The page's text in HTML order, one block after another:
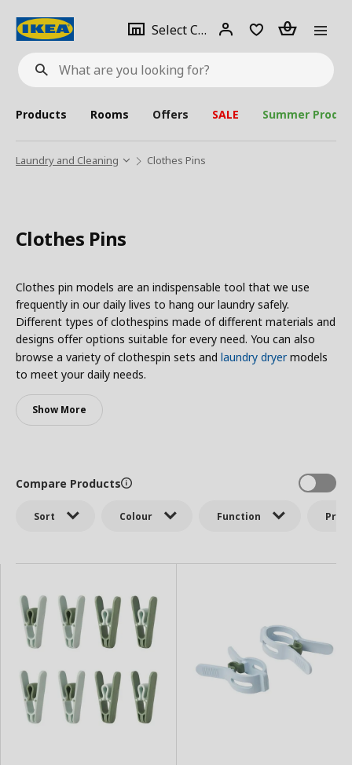
What
are
looking
for?
Select City Select
city
Login Piece(s)
Products Rooms Offers SALE Summer
Laundry and Cleaning Clothes Pins
Clothes Pins
Clothes pin models are an indispensable tool that we use
frequently in our daily lives to hang our laundry safely.
Different types of clothespins made of different materials and
designs offer options suitable for every need. You can also
browse a variety of clothespin sets and laundry dryermodels
to meet your daily needs.
Show More
Sort Colour Function Price
Compare Products